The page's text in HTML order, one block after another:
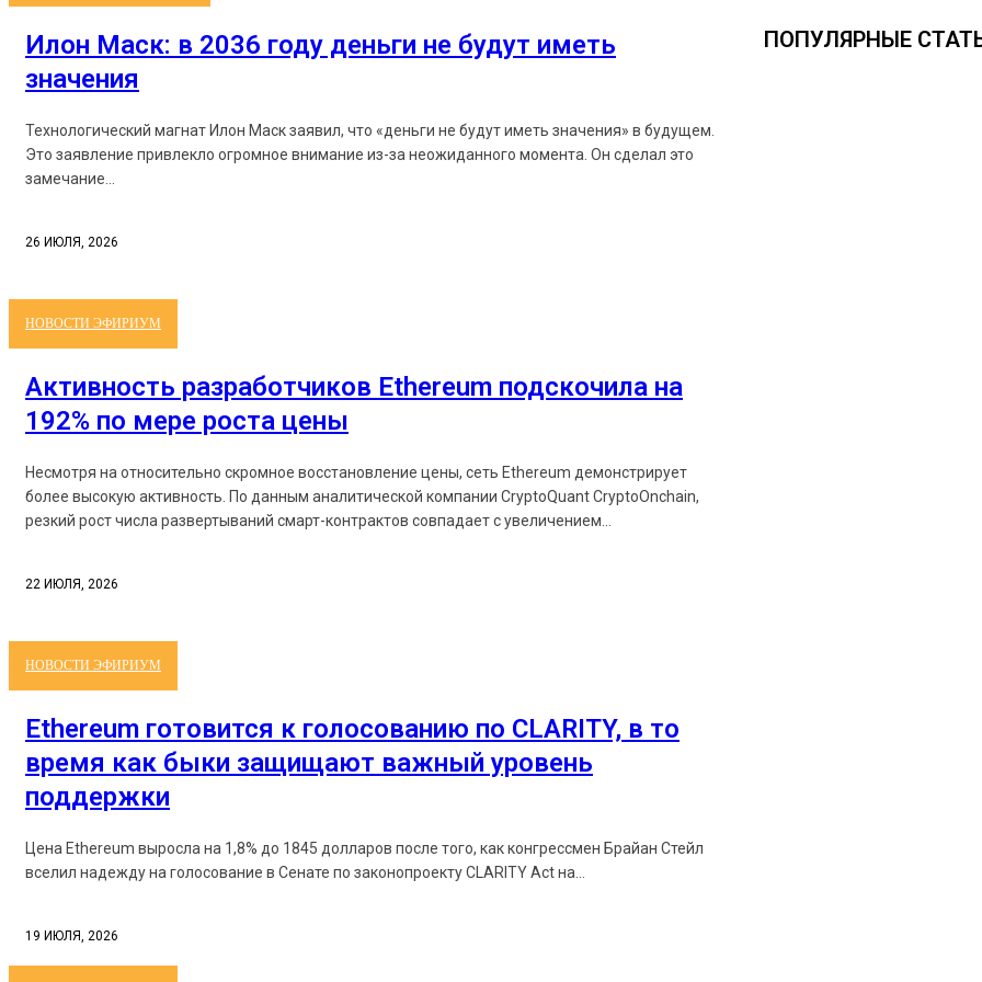
Илон Маск: в 2036 году деньги не будут иметь
значения
Технологический магнат Илон Маск заявил, что «деньги не будут иметь значения» в будущем.
Это заявление привлекло огромное внимание из-за неожиданного момента. Он сделал это
замечание...
26 ИЮЛЯ, 2026
НОВОСТИ ЭФИРИУМ
Активность разработчиков Ethereum подскочила на
192% по мере роста цены
Несмотря на относительно скромное восстановление цены, сеть Ethereum демонстрирует
более высокую активность. По данным аналитической компании CryptoQuant CryptoOnchain,
резкий рост числа развертываний смарт-контрактов совпадает с увеличением...
22 ИЮЛЯ, 2026
НОВОСТИ ЭФИРИУМ
Ethereum готовится к голосованию по CLARITY, в то
время как быки защищают важный уровень
поддержки
Цена Ethereum выросла на 1,8% до 1845 долларов после того, как конгрессмен Брайан Стейл
вселил надежду на голосование в Сенате по законопроекту CLARITY Act на...
19 ИЮЛЯ, 2026
ПОПУЛЯРНЫЕ